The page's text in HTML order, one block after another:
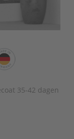
35-42 dagen